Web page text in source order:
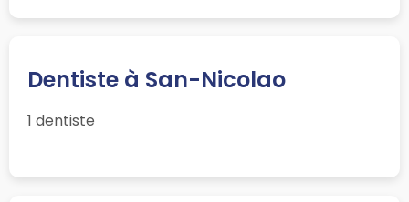
Dentiste à San-Nicolao
1 dentiste